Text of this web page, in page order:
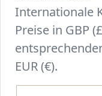
Internationale
Preise in GBP
EUR (€).